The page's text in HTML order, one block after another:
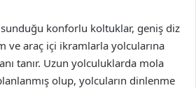
konforlu koltuklar, geniş diz
ve araç içi ikramlarla yolcularına
tanır. Uzun yolculuklarda mola
olup, yolcuların dinlenme